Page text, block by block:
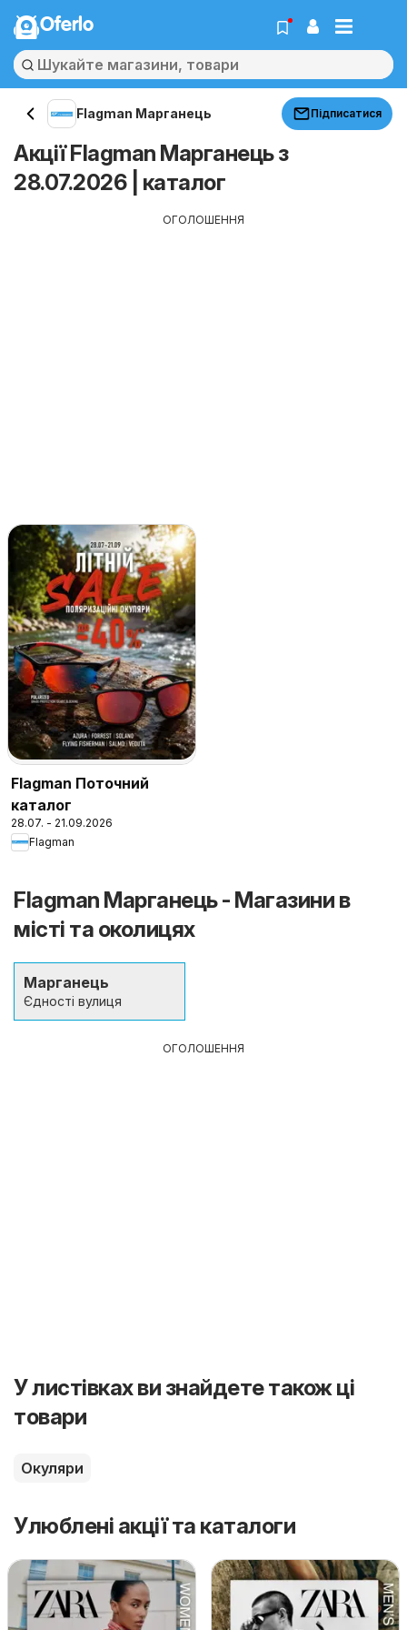
Oferlo
Flagman Марганець Підписатися
Акції Flagman Марганець з
28.07.2026 | каталог
ОГОЛОШЕННЯ
Flagman Поточний
каталог
28.07. - 21.09.2026
Flagman
Flagman Марганець - Магазини в
місті та околицях
Марганець
Єдності вулиця
ОГОЛОШЕННЯ
У листівках ви знайдете також ці
товари
Окуляри
Улюблені акції та каталоги